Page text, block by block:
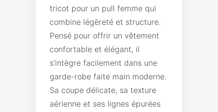
tricot pour un pull femme qui
combine légèreté et structure.
Pensé pour offrir un vêtement
confortable et élégant, il
s’intègre facilement dans une
garde-robe faite main moderne.
Sa coupe délicate, sa texture
aérienne et ses lignes épurées